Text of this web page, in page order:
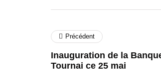
Précédent
Inauguration de la
Tournai ce 25 mai